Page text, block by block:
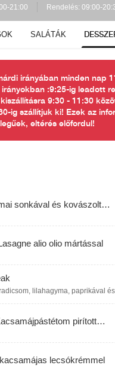
21:00 Rendelés: 09:00-
SALÁTÁK
irányában minden nap
:9:25-ig leadott
9:30 - 11:30
ig szállítjuk ki! Ezek az
eltérés előfordul!
sonkával és kovászolt
alio olio mártással
lilahagyma, paprikával és
pirított
lecsókrémmel